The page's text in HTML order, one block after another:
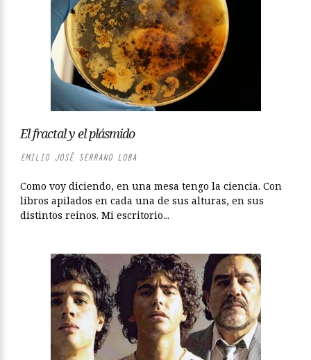
El fractal y el plásmido
EMILIO JOSÉ SERRANO LOBA
Como voy diciendo, en una mesa tengo la ciencia. Con
libros apilados en cada una de sus alturas, en sus
distintos reinos. Mi escritorio...